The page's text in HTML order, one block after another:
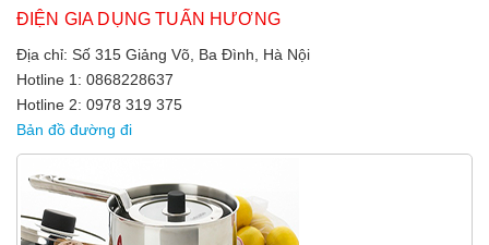
ĐIỆN GIA DỤNG TUẤN HƯƠNG
Địa chỉ: Số 315 Giảng Võ, Ba Đình, Hà Nội
Hotline 1: 0868228637
Hotline 2: 0978 319 375
Bản đồ đường đi